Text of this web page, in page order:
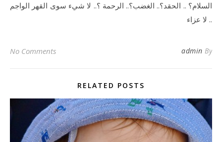
السلام؟ .. الحقد؟.. الغضب؟.. الرحمة ؟.. لا شيء سوى القهر الواجم
.. لا عزاء
By
admin
No Comments
RELATED POSTS